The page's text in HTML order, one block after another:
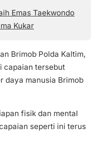
Emas Taekwondo
Kukar
Brimob Polda Kaltim,
capaian tersebut
daya manusia Brimob
fisik dan mental
seperti ini terus